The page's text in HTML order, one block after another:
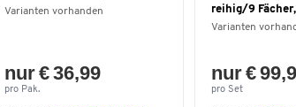
Varianten vorhanden
nur € 36,99
pro Pak.
reihig/9
Varianten
nur €
pro Set